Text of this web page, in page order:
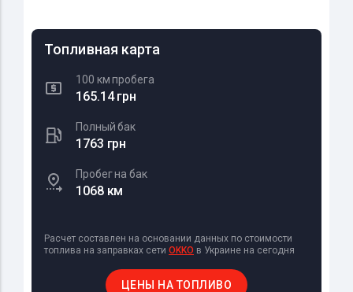
Топливная карта
100 км пробега
165.14 грн
Полный бак
1763 грн
Пробег на бак
1068 км
Расчет составлен на основании данных по стоимости
топлива на заправках сети OKKO в Украине на сегодня
ЦЕНЫ НА ТОПЛИВО